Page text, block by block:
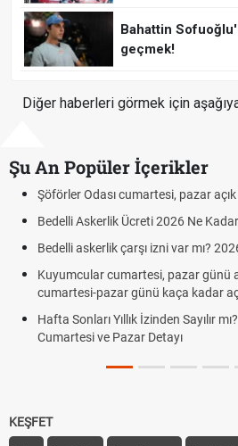
Bahattin
geçmek!
Diğer haberleri görmek için aşağıya
Şu An Popüler İçerikler
cumartesi, pazar açık mı? 2026
Ücreti 2026 Ne Kadar? Zam mı
çarşı izni var mı? 2026 ziyaret var mı?
cumartesi, pazar günü açık mı? 2026 |
pazar günü kaça kadar açık?
Yıllık İzinden Sayılır mı? Yıllık İzin
ve Pazar Detayı
KEŞFET